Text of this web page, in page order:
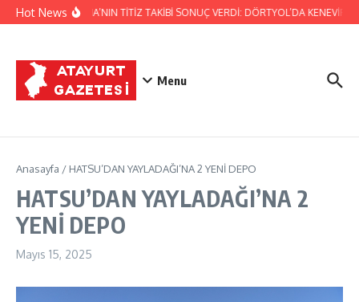
İçeriğe atla
Hot NewsJANDARMA’NIN TİTİZ TAKİBİ SONUÇ VERDİ: DÖRTYOL’DA KENEVİR
Menu
Anasayfa / HATSU’DAN YAYLADAĞI’NA 2 YENİ DEPO
HATSU’DAN YAYLADAĞI’NA 2
YENİ DEPO
Mayıs 15, 2025